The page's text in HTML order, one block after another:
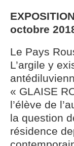
octobre
Le Pays
L’argile y
« GLAISE
l’élève de
la question
résidence